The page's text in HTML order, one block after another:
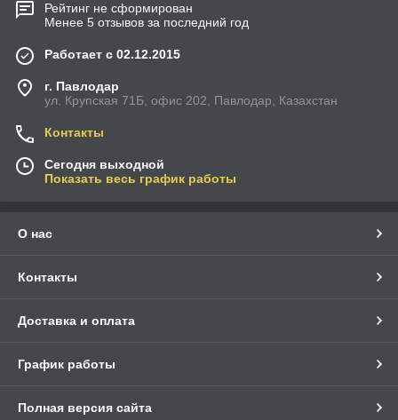
Рейтинг не сформирован
Менее 5 отзывов за последний год
Работает с 02.12.2015
г. Павлодар
ул. Крупская 71Б, офис 202, Павлодар, Казахстан
Контакты
Сегодня выходной
Показать весь график работы
О нас
Контакты
Доставка и оплата
График работы
Полная версия сайта